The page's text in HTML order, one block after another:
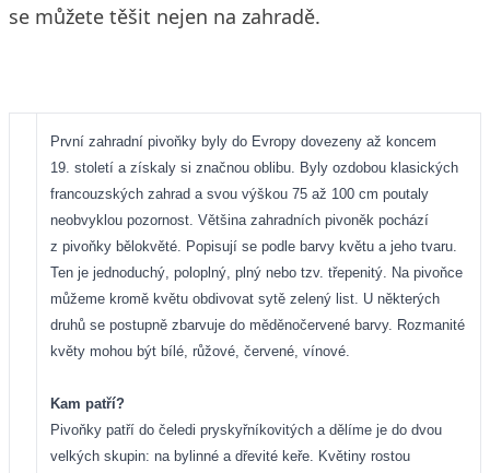
se můžete těšit nejen na zahradě.
První zahradní pivoňky byly do Evropy dovezeny až koncem
19. století a získaly si značnou oblibu. Byly ozdobou klasických
francouzských zahrad a svou výškou 75 až 100 cm poutaly
neobvyklou pozornost. Většina zahradních pivoněk pochází
z pivoňky bělokvěté. Popisují se podle barvy květu a jeho tvaru.
Ten je jednoduchý, poloplný, plný nebo tzv. třepenitý. Na pivoňce
můžeme kromě květu obdivovat sytě zelený list. U některých
druhů se postupně zbarvuje do měděnočervené barvy. Rozmanité
květy mohou být bílé, růžové, červené, vínové.
Kam patří?
Pivoňky patří do čeledi pryskyřníkovitých a dělíme je do dvou
velkých skupin: na bylinné a dřevité keře. Květiny rostou